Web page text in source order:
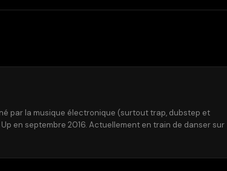
par la musique électronique (surtout trap, dubstep et
en septembre 2016. Actuellement en train de danser sur